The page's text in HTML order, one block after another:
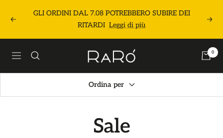
Precedente
GLI ORDINI DAL 7.08 POTREBBERO SUBIRE DEI
RITARDI Leggi di più
Navigazione
Raró
0
Ordina per
Sale